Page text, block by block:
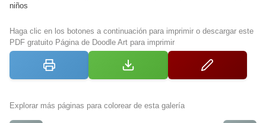
niños
Haga clic en los botones a continuación para imprimir o descargar este
PDF gratuito Página de Doodle Art para imprimir
Explorar más páginas para colorear de esta galería